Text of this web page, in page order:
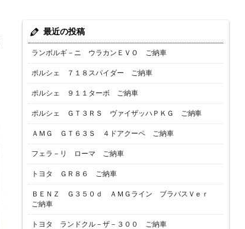
最近の投稿
ランボルギ－ニ ウラカンＥＶＯ ご納車
ポルシェ ７１８スパイダー ご納車
ポルシェ ９１１ターボ ご納車
ポルシェ ＧＴ３ＲＳ ヴァイザッハＰＫＧ ご納車
ＡＭＧ ＧＴ６３Ｓ ４ドアクーペ ご納車
フェラ－リ ローマ ご納車
トヨタ ＧＲ８６ ご納車
ＢＥＮＺ Ｇ３５０ｄ ＡＭＧライン ブラバスＶｅｒ
ご納車
トヨタ ランドクル－ザ－３００ ご納車